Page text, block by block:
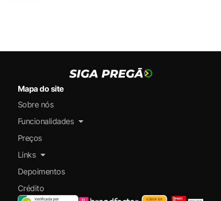
Mapa do site
Sobre nós
Funcionalidades
Preços
Links
Depoimentos
Crédito